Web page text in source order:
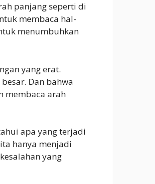
panjang seperti di
membaca hal-
menumbuhkan
yang erat.
Dan bahwa
membaca arah
apa yang terjadi
hanya menjadi
yang